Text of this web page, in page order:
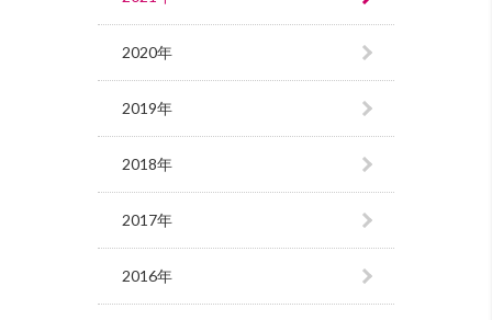
2020年
2019年
2018年
2017年
2016年